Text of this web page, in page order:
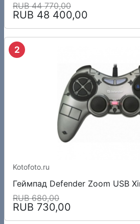
RUB 44 770,00
RUB 48 400,00
2
Kotofoto.ru
Геймпад Defender Zoom USB
RUB 680,00
RUB 730,00